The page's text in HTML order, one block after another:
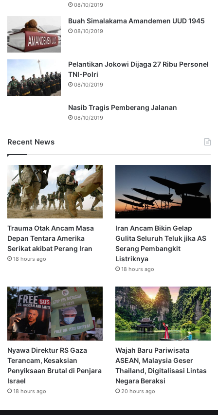
08/10/2019
Buah Simalakama Amandemen UUD 1945
08/10/2019
Pelantikan Jokowi Dijaga 27 Ribu Personel
TNI-Polri
08/10/2019
Nasib Tragis Pemberang Jalanan
08/10/2019
Recent News
Trauma Otak Ancam Masa
Depan Tentara Amerika
Serikat akibat Perang Iran
18 hours ago
Iran Ancam Bikin Gelap
Gulita Seluruh Teluk jika AS
Serang Pembangkit
Listriknya
18 hours ago
Nyawa Direktur RS Gaza
Terancam, Kesaksian
Penyiksaan Brutal di Penjara
Israel
18 hours ago
Wajah Baru Pariwisata
ASEAN, Malaysia Geser
Thailand, Digitalisasi Lintas
Negara Beraksi
20 hours ago